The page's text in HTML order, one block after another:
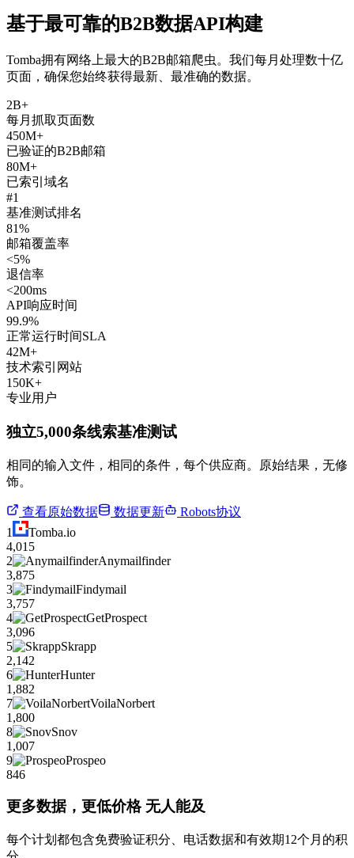
基于最可靠的B2B数据API构建
Tomba拥有网络上最大的B2B邮箱爬虫。我们每月处理数十亿
页面，确保您始终获得最新、最准确的数据。
2B+
每月抓取页面数
450M+
已验证的B2B邮箱
80M+
已索引域名
#1
基准测试排名
81%
邮箱覆盖率
<5%
退信率
<200ms
API响应时间
99.9%
正常运行时间SLA
42M+
技术索引网站
150K+
专业用户
独立5,000条线索基准测试
相同的输入文件，相同的条件，每个供应商。原始结果，无修
饰。
查看原始数据 数据更新
Robots协议
1
Tomba.io
4,015
2
Anymailfinder
3,875
3
Findymail
3,757
4
GetProspect
3,096
5
Skrapp
2,142
6
Hunter
1,882
7
VoilaNorbert
1,800
8
Snov
1,007
9
Prospeo
846
更多数据，更低价格 无人能及
每个计划都包含免费验证积分、电话数据和有效期12个月的积